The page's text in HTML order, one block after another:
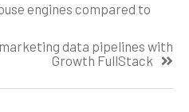
engines compared to
data pipelines with
Growth FullStack